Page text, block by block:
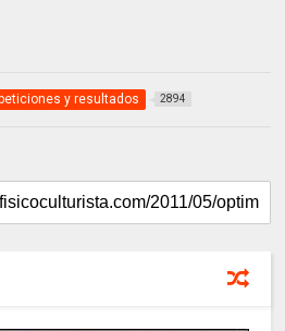
y resultados 2894